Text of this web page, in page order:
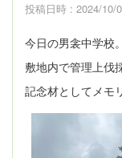
投稿日時 : 2024/10/
今日の男衾中学校。
敷地内で管理上伐
記念材としてメモ